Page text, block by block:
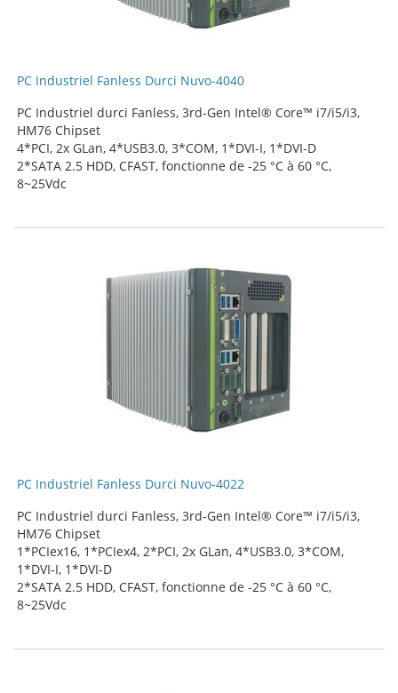
PC Industriel Fanless Durci Nuvo-4040
PC Industriel durci Fanless, 3rd-Gen Intel® Core™ i7/i5/i3,
HM76 Chipset
4*PCI, 2x GLan, 4*USB3.0, 3*COM, 1*DVI-I, 1*DVI-D
2*SATA 2.5 HDD, CFAST, fonctionne de -25 °C à 60 °C,
8~25Vdc
PC Industriel Fanless Durci Nuvo-4022
PC Industriel durci Fanless, 3rd-Gen Intel® Core™ i7/i5/i3,
HM76 Chipset
1*PCIex16, 1*PCIex4, 2*PCI, 2x GLan, 4*USB3.0, 3*COM,
1*DVI-I, 1*DVI-D
2*SATA 2.5 HDD, CFAST, fonctionne de -25 °C à 60 °C,
8~25Vdc